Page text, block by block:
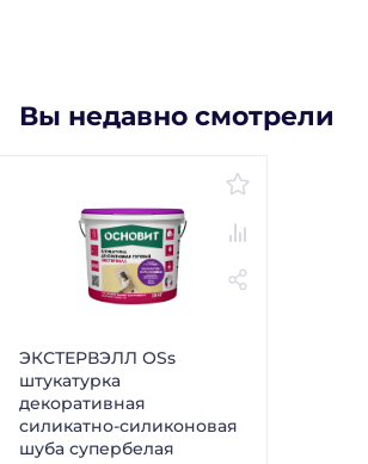
Вы недавно смотрели
ЭКСТЕРВЭЛЛ ОSs
штукатурка
декоративная
силикатно-силиконовая
шуба супербелая